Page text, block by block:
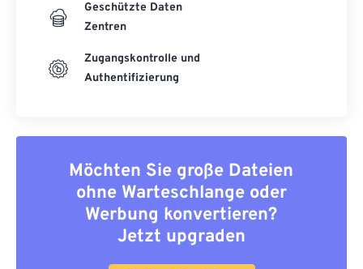
Geschützte Daten
Zentren
Zugangskontrolle und
Authentifizierung
Möchten Sie große Dateien
ohne Warteschlange oder
Werbung konvertieren?
Jetzt upgraden